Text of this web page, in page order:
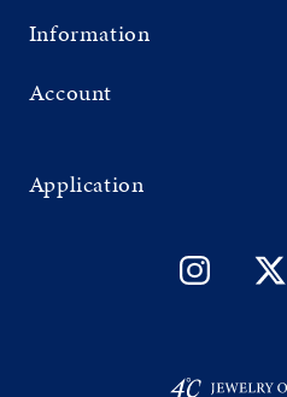
Information
Account
Application